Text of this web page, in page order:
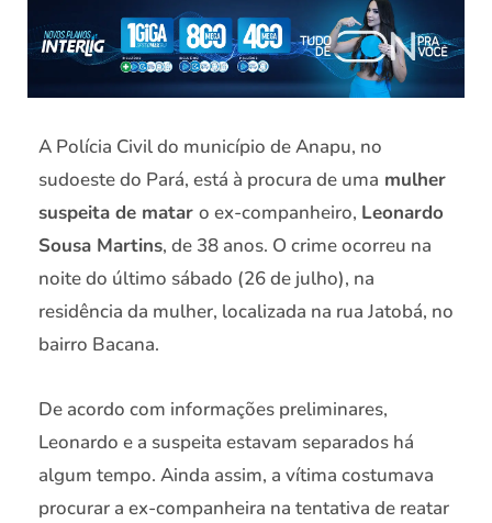
A Polícia Civil do município de Anapu, no
sudoeste do Pará, está à procura de uma mulher
suspeita de matar o ex-companheiro, Leonardo
Sousa Martins, de 38 anos. O crime ocorreu na
noite do último sábado (26 de julho), na
residência da mulher, localizada na rua Jatobá, no
bairro Bacana.
De acordo com informações preliminares,
Leonardo e a suspeita estavam separados há
algum tempo. Ainda assim, a vítima costumava
procurar a ex-companheira na tentativa de reatar